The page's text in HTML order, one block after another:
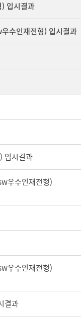
입시결과
수인재전형) 입시결과
입시결과
우수인재전형)
우수인재전형)
결과